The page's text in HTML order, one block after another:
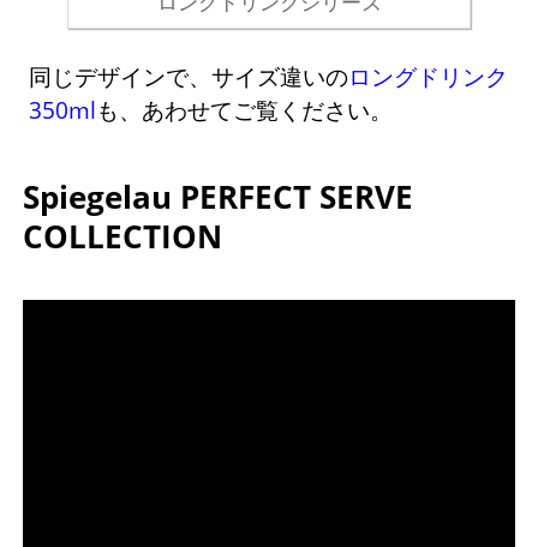
同じデザインで、サイズ違いのロングドリンク
350mlも、あわせてご覧ください。
Spiegelau PERFECT SERVE
COLLECTION